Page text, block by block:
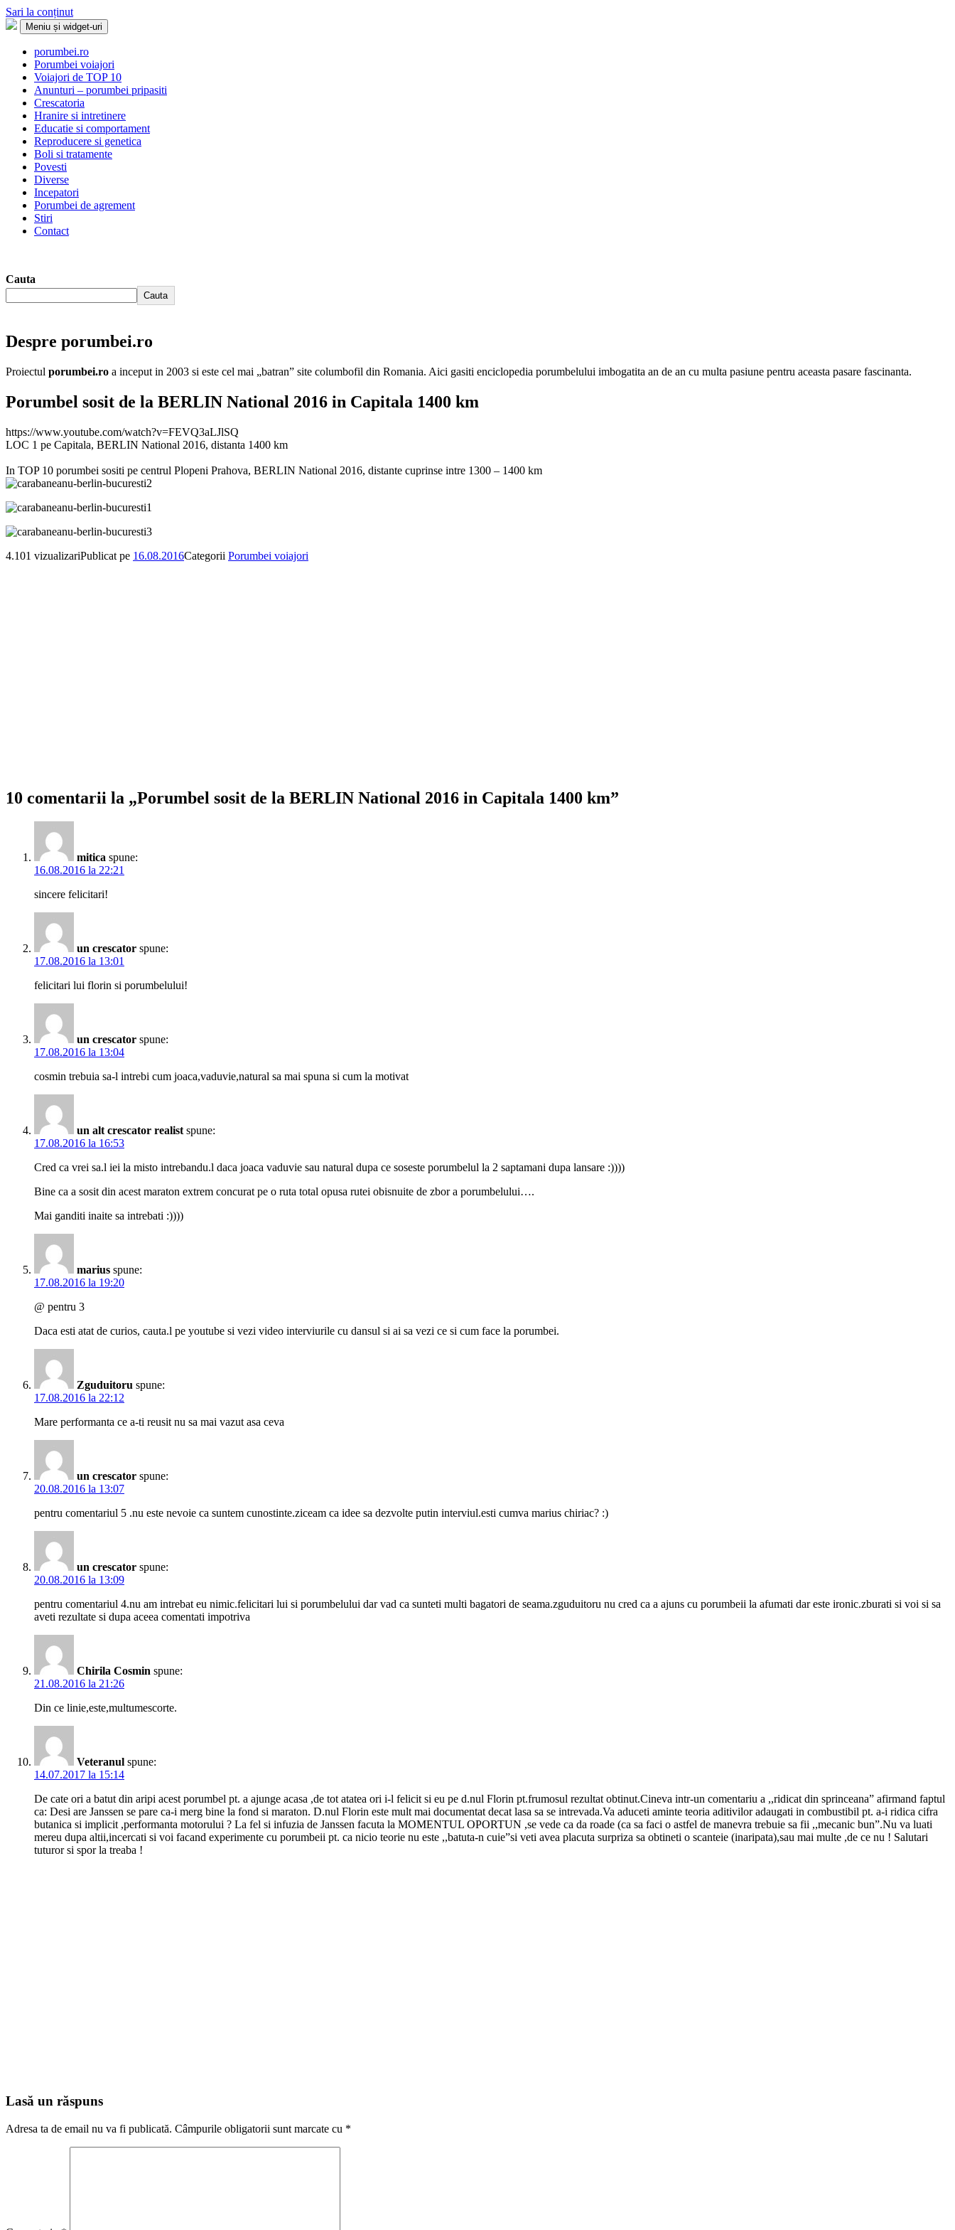
Sari la conținut
Porumbei.ro
Enciclopedia porumbelului
Meniu și widget-uri
porumbei.ro
Porumbei voiajori
Voiajori de TOP 10
Anunturi – porumbei pripasiti
Crescatoria
Hranire si intretinere
Educatie si comportament
Reproducere si genetica
Boli si tratamente
Povesti
Diverse
Incepatori
Porumbei de agrement
Stiri
Contact
Cauta
Cauta
Despre porumbei.ro
Proiectul porumbei.ro a inceput in 2003 si este cel mai „batran” site columbofil din Romania. Aici gasiti enciclopedia porumbelului imbogatita an de an cu multa pasiune pentru aceasta pasare fascinanta.
Porumbel sosit de la BERLIN National 2016 in Capitala 1400 km
https://www.youtube.com/watch?v=FEVQ3aLJlSQ
LOC 1 pe Capitala, BERLIN National 2016, distanta 1400 km
In TOP 10 porumbei sositi pe centrul Plopeni Prahova, BERLIN National 2016, distante cuprinse intre 1300 – 1400 km
4.101 vizualizariPublicat pe 16.08.2016Categorii Porumbei voiajori
10 comentarii la „Porumbel sosit de la BERLIN National 2016 in Capitala 1400 km”
mitica spune:
16.08.2016 la 22:21
sincere felicitari!
un crescator spune:
17.08.2016 la 13:01
felicitari lui florin si porumbelului!
un crescator spune:
17.08.2016 la 13:04
cosmin trebuia sa-l intrebi cum joaca,vaduvie,natural sa mai spuna si cum la motivat
un alt crescator realist spune:
17.08.2016 la 16:53
Cred ca vrei sa.l iei la misto intrebandu.l daca joaca vaduvie sau natural dupa ce soseste porumbelul la 2 saptamani dupa lansare :))))
Bine ca a sosit din acest maraton extrem concurat pe o ruta total opusa rutei obisnuite de zbor a porumbelului….
Mai ganditi inaite sa intrebati :))))
marius spune:
17.08.2016 la 19:20
@ pentru 3
Daca esti atat de curios, cauta.l pe youtube si vezi video interviurile cu dansul si ai sa vezi ce si cum face la porumbei.
Zguduitoru spune:
17.08.2016 la 22:12
Mare performanta ce a-ti reusit nu sa mai vazut asa ceva
un crescator spune:
20.08.2016 la 13:07
pentru comentariul 5 .nu este nevoie ca suntem cunostinte.ziceam ca idee sa dezvolte putin interviul.esti cumva marius chiriac? :)
un crescator spune:
20.08.2016 la 13:09
pentru comentariul 4.nu am intrebat eu nimic.felicitari lui si porumbelului dar vad ca sunteti multi bagatori de seama.zguduitoru nu cred ca a ajuns cu porumbeii la afumati dar este ironic.zburati si voi si sa
aveti rezultate si dupa aceea comentati impotriva
Chirila Cosmin spune:
21.08.2016 la 21:26
Din ce linie,este,multumescorte.
Veteranul spune:
14.07.2017 la 15:14
De cate ori a batut din aripi acest porumbel pt. a ajunge acasa ,de tot atatea ori i-l felicit si eu pe d.nul Florin pt.frumosul rezultat obtinut.Cineva intr-un comentariu a ,,ridicat din sprinceana” afirmand faptul
ca: Desi are Janssen se pare ca-i merg bine la fond si maraton. D.nul Florin este mult mai documentat decat lasa sa se intrevada.Va aduceti aminte teoria aditivilor adaugati in combustibil pt. a-i ridica cifra
butanica si implicit ,performanta motorului ? La fel si infuzia de Janssen facuta la MOMENTUL OPORTUN ,se vede ca da roade (ca sa faci o astfel de manevra trebuie sa fii ,,mecanic bun”.Nu va luati
mereu dupa altii,incercati si voi facand experimente cu porumbeii pt. ca nicio teorie nu este ,,batuta-n cuie”si veti avea placuta surpriza sa obtineti o scanteie (inaripata),sau mai multe ,de ce nu ! Salutari
tuturor si spor la treaba !
Lasă un răspuns
Adresa ta de email nu va fi publicată. Câmpurile obligatorii sunt marcate cu *